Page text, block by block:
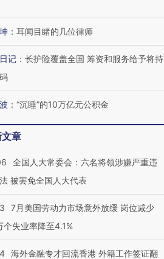
： 耳闻目睹的几位律师
记 ： 长护险覆盖全国 筹资和服务给予将持
： “沉睡”的10万亿元公积金
章
全国人大常委会：六名将领涉嫌严重违
被罢免全国人大代表
7月美国劳动力市场意外放缓 岗位减少
个失业率降至4.1%
海外金融专才回流香港 外籍工作签证翻